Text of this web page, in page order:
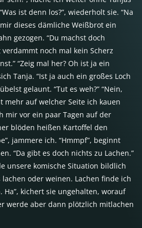
ist denn los?”, wiederholt sie. “Na
dieses dämliche Weißbrot ein
gezogen. “Du machst doch
verdammt noch mal kein Scherz
“Zeig mal her? Oh ist ja ein
Tanja. “Ist ja auch ein großes Loch
gelaunt. “Tut es weh?” “Nein,
mehr auf welcher Seite ich kauen
mir vor ein paar Tagen auf der
blöden heißen Kartoffel den
jammere ich. “Hmmpf”, beginnt
“Da gibt es doch nichts zu Lachen.”
unsere komische Situation bildlich
oder weinen. Lachen finde ich
Ha”, kichert sie ungehalten, worauf
werde aber dann plötzlich mitlachen